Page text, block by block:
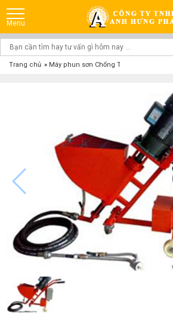
Trang chủ » Máy phun sơn Chống Thấm, Chống Cháy